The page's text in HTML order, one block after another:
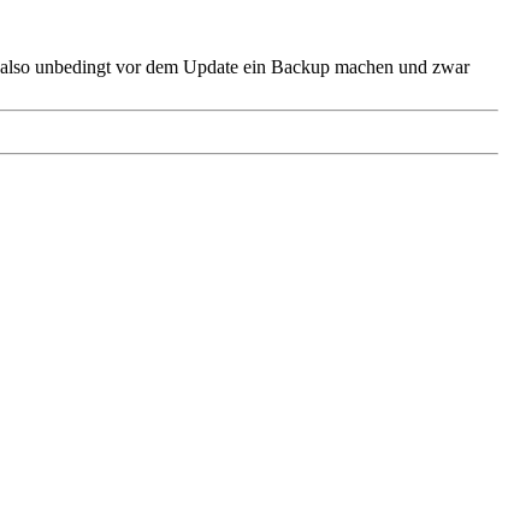
unbedingt vor dem Update ein Backup machen und zwar